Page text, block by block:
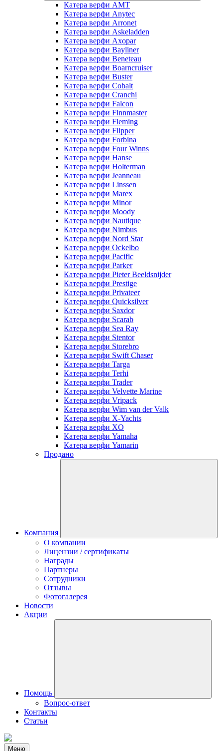
Катера верфи AMT
Катера верфи Anytec
Катера верфи Arronet
Катера верфи Askeladden
Катера верфи Axopar
Катера верфи Bayliner
Катера верфи Beneteau
Катера верфи Boarncruiser
Катера верфи Buster
Катера верфи Cobalt
Катера верфи Cranchi
Катера верфи Falcon
Катера верфи Finnmaster
Катера верфи Fleming
Катера верфи Flipper
Катера верфи Forbina
Катера верфи Four Winns
Катера верфи Hanse
Катера верфи Holterman
Катера верфи Jeanneau
Катера верфи Linssen
Катера верфи Marex
Катера верфи Minor
Катера верфи Moody
Катера верфи Nautique
Катера верфи Nimbus
Катера верфи Nord Star
Катера верфи Ockelbo
Катера верфи Pacific
Катера верфи Parker
Катера верфи Pieter Beeldsnijder
Катера верфи Prestige
Катера верфи Privateer
Катера верфи Quicksilver
Катера верфи Saxdor
Катера верфи Scarab
Катера верфи Sea Ray
Катера верфи Stentor
Катера верфи Storebro
Катера верфи Swift Chaser
Катера верфи Targa
Катера верфи Terhi
Катера верфи Trader
Катера верфи Velvette Marine
Катера верфи Vripack
Катера верфи Wim van der Valk
Катера верфи X-Yachts
Катера верфи XO
Катера верфи Yamaha
Катера верфи Yamarin
Продано
Компания
О компании
Лицензии / сертификаты
Награды
Партнеры
Сотрудники
Отзывы
Фотогалерея
Новости
Акции
Помощь
Вопрос-ответ
Контакты
Статьи
Меню